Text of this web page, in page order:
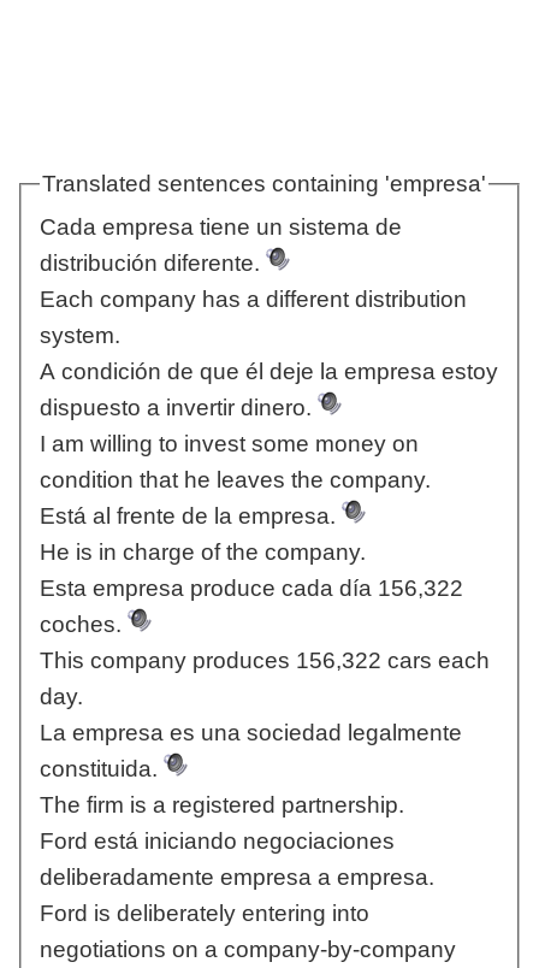
Translated sentences containing 'empresa'
Cada empresa tiene un sistema de
distribución diferente.
Each company has a different distribution
system.
A condición de que él deje la empresa estoy
dispuesto a invertir dinero.
I am willing to invest some money on
condition that he leaves the company.
Está al frente de la empresa.
He is in charge of the company.
Esta empresa produce cada día 156,322
coches.
This company produces 156,322 cars each
day.
La empresa es una sociedad legalmente
constituida.
The firm is a registered partnership.
Ford está iniciando negociaciones
deliberadamente empresa a empresa.
Ford is deliberately entering into
negotiations on a company-by-company